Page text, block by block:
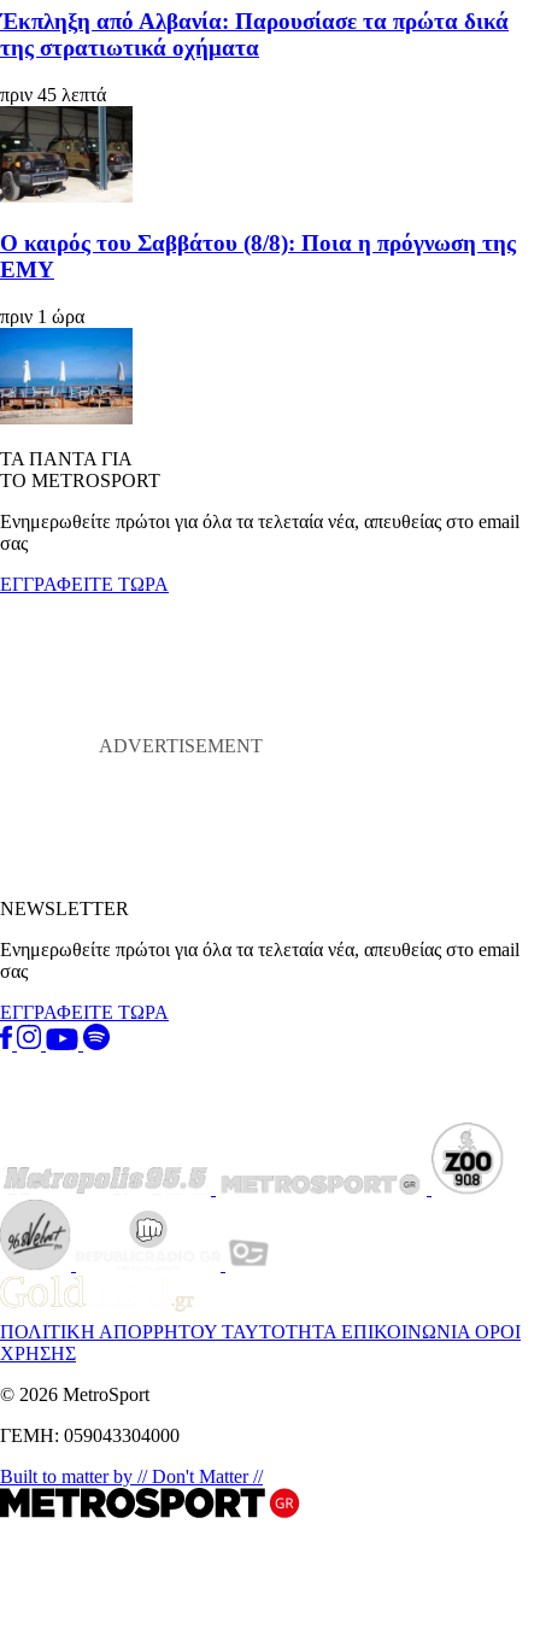
Έκπληξη από Αλβανία: Παρουσίασε τα πρώτα δικά
της στρατιωτικά οχήματα
πριν 45 λεπτά
Ο καιρός του Σαββάτου (8/8): Ποια η πρόγνωση της
ΕΜΥ
πριν 1 ώρα
ΤΑ ΠΑΝΤΑ ΓΙΑ
ΤΟ METROSPORT
Ενημερωθείτε πρώτοι για όλα τα τελεταία νέα, απευθείας στο email
σας
ΕΓΓΡΑΦΕΙΤΕ ΤΩΡΑ
NEWSLETTER
Ενημερωθείτε πρώτοι για όλα τα τελεταία νέα, απευθείας στο email
σας
ΕΓΓΡΑΦΕΙΤΕ ΤΩΡΑ
ΠΟΛΙΤΙΚΗ ΑΠΟΡΡΗΤΟΥ ΤΑΥΤΟΤΗΤΑ ΕΠΙΚΟΙΝΩΝΙΑ ΟΡΟΙ
ΧΡΗΣΗΣ
© 2026 MetroSport
ΓΕΜΗ: 059043304000
Built to matter by // Don't Matter //